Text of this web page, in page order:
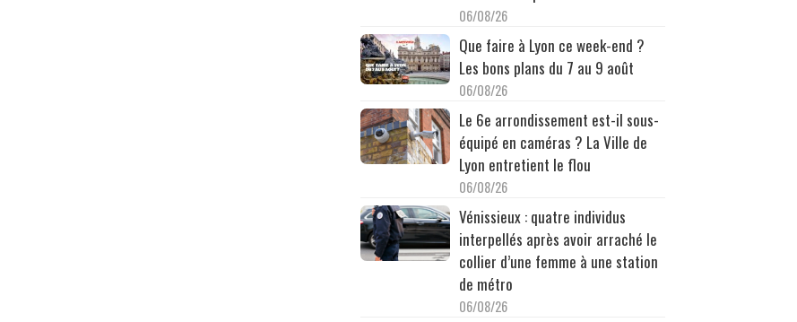
06/08/26
Que faire à Lyon ce week-end ?
Les bons plans du 7 au 9 août
06/08/26
Le 6e arrondissement est-il sous-
équipé en caméras ? La Ville de
Lyon entretient le flou
06/08/26
Vénissieux : quatre individus
interpellés après avoir arraché le
collier d’une femme à une station
de métro
06/08/26